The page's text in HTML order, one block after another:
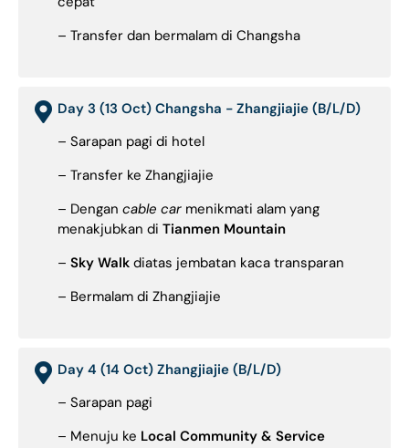
– Transfer dan bermalam di Changsha
Day 3 (13 Oct) Changsha - Zhangjiajie (B/L/D)
– Sarapan pagi di hotel
– Transfer ke Zhangjiajie
– Dengan cable car menikmati alam yang
menakjubkan di Tianmen Mountain
– Sky Walk diatas jembatan kaca transparan
– Bermalam di Zhangjiajie
Day 4 (14 Oct) Zhangjiajie (B/L/D)
– Sarapan pagi
– Menuju ke Local Community & Service